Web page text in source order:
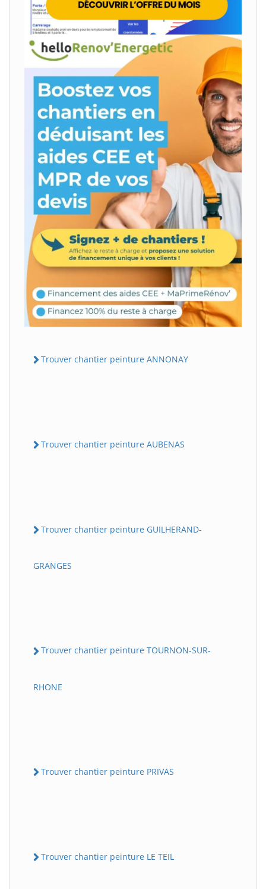
Trouver chantier peinture ANNONAY
Trouver chantier peinture AUBENAS
Trouver chantier peinture GUILHERAND-
GRANGES
Trouver chantier peinture TOURNON-SUR-
RHONE
Trouver chantier peinture PRIVAS
Trouver chantier peinture LE TEIL